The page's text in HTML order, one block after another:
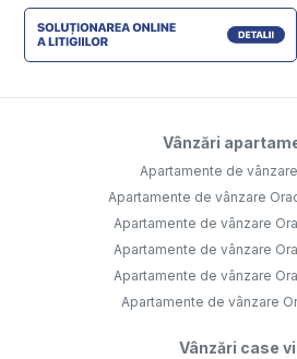
Vânzări
Apartamente de
Apartamente de vânzare
Apartamente de vânzare
Apartamente de vânzare
Apartamente de vânzare
Apartamente de vânzare
Vânzări case